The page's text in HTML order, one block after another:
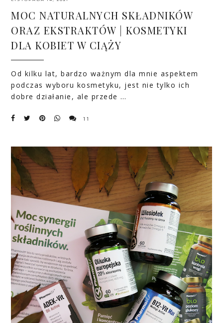
MOC NATURALNYCH SKŁADNIKÓW
ORAZ EKSTRAKTÓW | KOSMETYKI
DLA KOBIET W CIĄŻY
Od kilku lat, bardzo ważnym dla mnie aspektem
podczas wyboru kosmetyku, jest nie tylko ich
dobre działanie, ale przede …
11